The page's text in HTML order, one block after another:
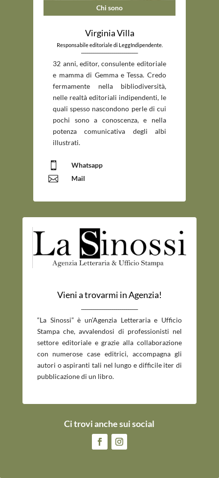
Chi sono
Virginia Villa
Responsabile editoriale di LeggIndipendente.
_____________________________
32 anni, editor, consulente editoriale
e mamma di Gemma e Tessa. Credo
fermamente nella bibliodiversità,
nelle realtà editoriali indipendenti, le
quali spesso nascondono perle di cui
pochi sono a conoscenza, e nella
potenza comunicativa degli albi
illustrati.
 Whatsapp
 Mail
Vieni a trovarmi in Agenzia!
“La Sinossi” è un’Agenzia Letteraria e Ufficio
Stampa che, avvalendosi di professionisti nel
settore editoriale e grazie alla collaborazione
con numerose case editrici, accompagna gli
autori o aspiranti tali nel lungo e difficile iter di
pubblicazione di un libro.
Ci trovi anche sui social